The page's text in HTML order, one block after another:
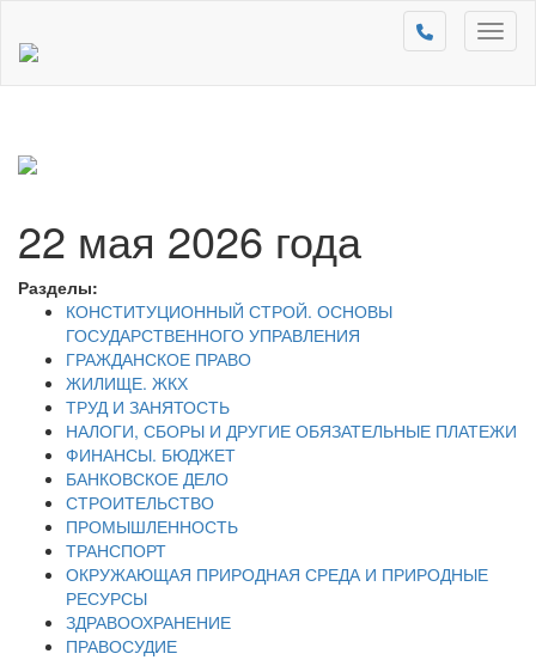
22 мая 2026 года
Разделы:
КОНСТИТУЦИОННЫЙ СТРОЙ. ОСНОВЫ
ГОСУДАРСТВЕННОГО УПРАВЛЕНИЯ
ГРАЖДАНСКОЕ ПРАВО
ЖИЛИЩЕ. ЖКХ
ТРУД И ЗАНЯТОСТЬ
НАЛОГИ, СБОРЫ И ДРУГИЕ ОБЯЗАТЕЛЬНЫЕ ПЛАТЕЖИ
ФИНАНСЫ. БЮДЖЕТ
БАНКОВСКОЕ ДЕЛО
СТРОИТЕЛЬСТВО
ПРОМЫШЛЕННОСТЬ
ТРАНСПОРТ
ОКРУЖАЮЩАЯ ПРИРОДНАЯ СРЕДА И ПРИРОДНЫЕ
РЕСУРСЫ
ЗДРАВООХРАНЕНИЕ
ПРАВОСУДИЕ